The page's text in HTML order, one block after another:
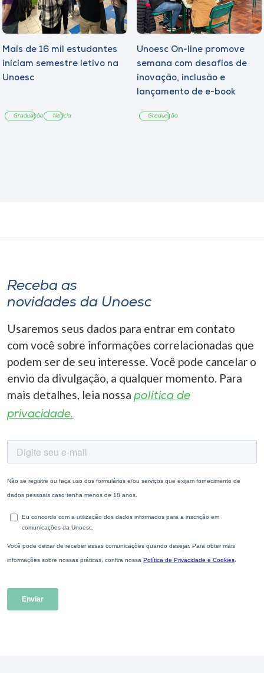
Mais de 16 mil estudantes
iniciam semestre letivo na
Unoesc
Graduação Notícia
Unoesc On-line promove
semana com desafios de
inovação, inclusão e
lançamento de e-book
Graduação
Receba as
novidades da Unoesc
Usaremos seus dados para entrar em contato
com você sobre informações correlacionadas que
podem ser de seu interesse. Você pode cancelar o
envio da divulgação, a qualquer momento. Para
mais detalhes, leia nossa política de
privacidade.